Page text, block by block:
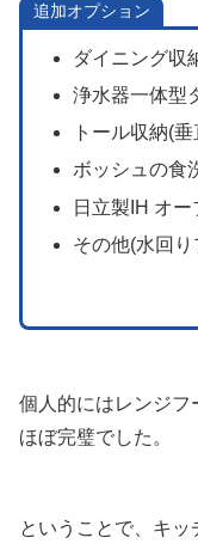
追加オプション
ダイニング収
浄水器一体型
トール収納(
ボッシュの食
日立製IH オ
その他(水回
個人的にはレンジフ
ほぼ完璧でした。
ということで、キ